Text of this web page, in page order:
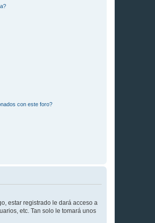
con este foro?
estar registrado le dará acceso a
etc. Tan solo le tomará unos